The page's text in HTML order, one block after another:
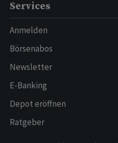
Services
Anmelden
Börsenabos
Newsletter
E-Banking
Depot eröffnen
Ratgeber